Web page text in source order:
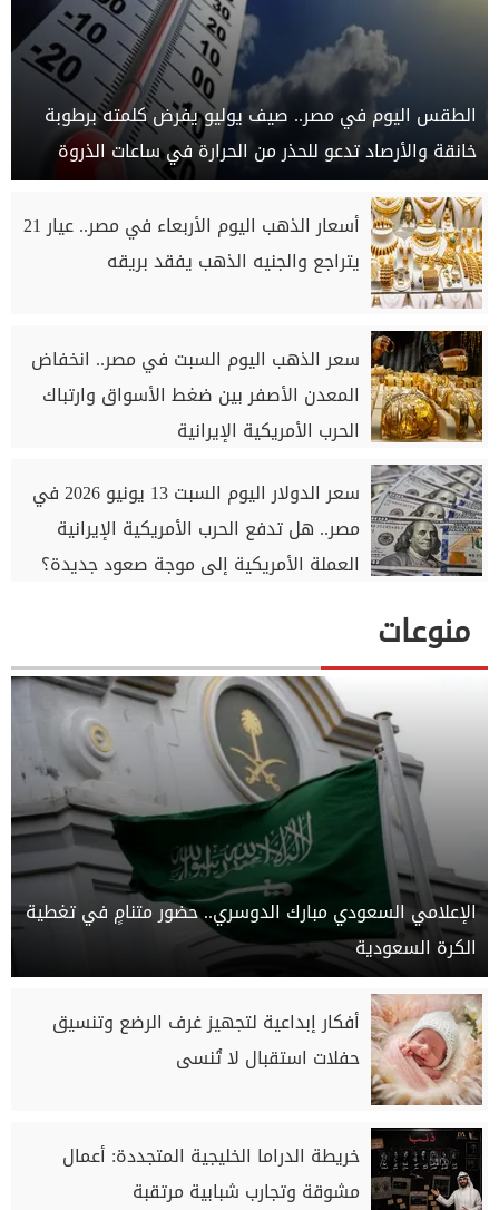
الطقس اليوم في مصر.. صيف يوليو يفرض كلمته برطوبة
خانقة والأرصاد تدعو للحذر من الحرارة في ساعات الذروة
أسعار الذهب اليوم الأربعاء في مصر.. عيار 21
يتراجع والجنيه الذهب يفقد بريقه
سعر الذهب اليوم السبت في مصر.. انخفاض
المعدن الأصفر بين ضغط الأسواق وارتباك
الحرب الأمريكية الإيرانية
سعر الدولار اليوم السبت 13 يونيو 2026 في
مصر.. هل تدفع الحرب الأمريكية الإيرانية
العملة الأمريكية إلى موجة صعود جديدة؟
منوعات
الإعلامي السعودي مبارك الدوسري.. حضور متنامٍ في تغطية
الكرة السعودية
أفكار إبداعية لتجهيز غرف الرضع وتنسيق
حفلات استقبال لا تُنسى
خريطة الدراما الخليجية المتجددة: أعمال
مشوقة وتجارب شبابية مرتقبة